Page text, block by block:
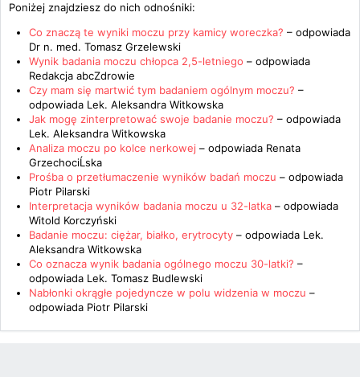
Poniżej znajdziesz do nich odnośniki:
Co znaczą te wyniki moczu przy kamicy woreczka? – odpowiada
Dr n. med. Tomasz Grzelewski
Wynik badania moczu chłopca 2,5-letniego – odpowiada
Redakcja abcZdrowie
Czy mam się martwić tym badaniem ogólnym moczu? –
odpowiada Lek. Aleksandra Witkowska
Jak mogę zinterpretować swoje badanie moczu? – odpowiada
Lek. Aleksandra Witkowska
Analiza moczu po kolce nerkowej – odpowiada Renata
GrzechociĹska
Prośba o przetłumaczenie wyników badań moczu – odpowiada
Piotr Pilarski
Interpretacja wyników badania moczu u 32-latka – odpowiada
Witold Korczyński
Badanie moczu: ciężar, białko, erytrocyty – odpowiada Lek.
Aleksandra Witkowska
Co oznacza wynik badania ogólnego moczu 30-latki? –
odpowiada Lek. Tomasz Budlewski
Nabłonki okrągłe pojedyncze w polu widzenia w moczu –
odpowiada Piotr Pilarski